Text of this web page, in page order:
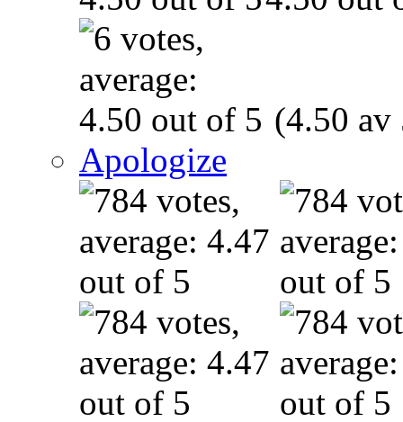
(4.50 av
Apologize